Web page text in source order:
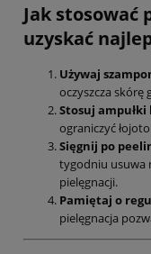
Jak stosować
uzyskać
Używaj
oczyszcza skórę
Stosuj
ograniczyć
Sięgnij po
tygodniu usuwa
pielęgnacji.
Pamiętaj o
pielęgnacja